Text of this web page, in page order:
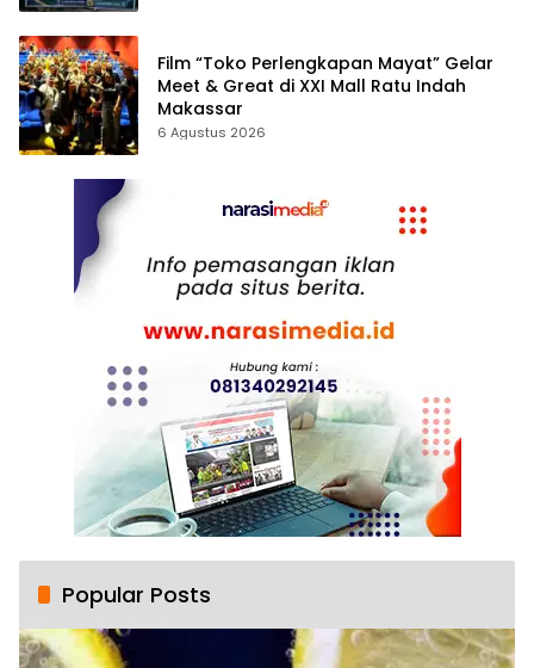
Film “Toko Perlengkapan Mayat” Gelar
Meet & Great di XXI Mall Ratu Indah
Makassar
6 Agustus 2026
Popular Posts